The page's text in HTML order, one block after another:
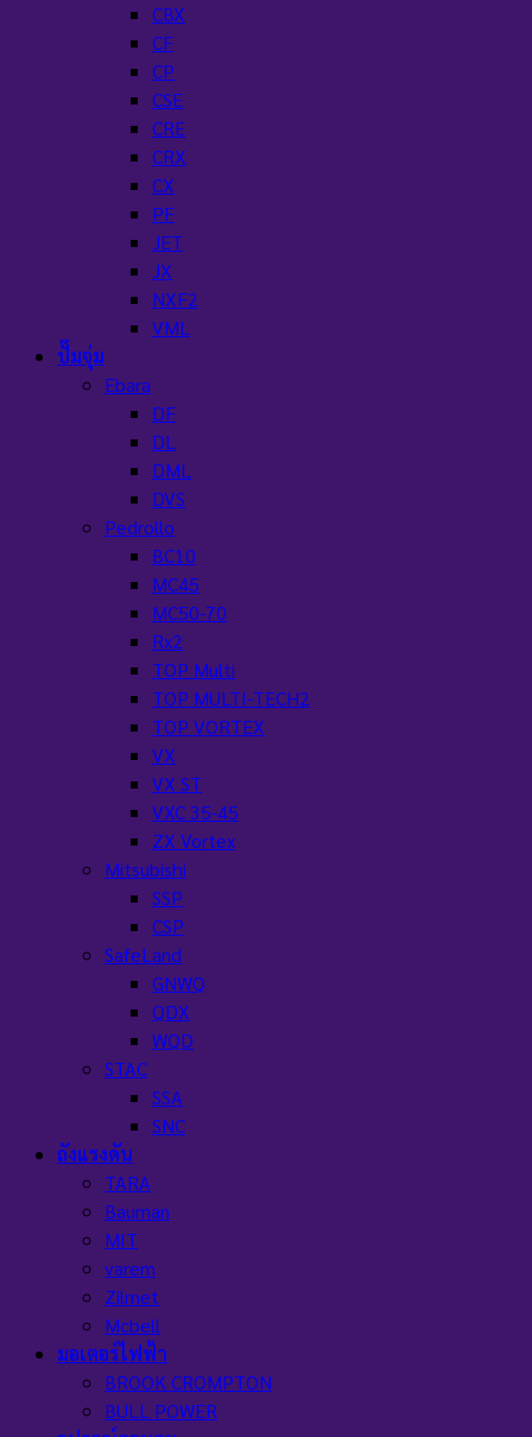
CBX
CF
CP
CSE
CRE
CRX
CX
PF
JET
JX
NXF2
VML
ปั๊มจุ่ม
Ebara
DF
DL
DML
DVS
Pedrollo
BC10
MC45
MC50-70
Rx2
TOP Multi
TOP MULTI-TECH2
TOP VORTEX
VX
VX ST
VXC 35-45
ZX Vortex
Mitsubishi
SSP
CSP
SafeLand
GNWQ
QDX
WQD
STAC
SSA
SNC
ถังแรงดัน
TARA
Bauman
MIT
varem
Zilmet
Mcbell
มอเตอร์ไฟฟ้า
BROOK CROMPTON
BULL POWER